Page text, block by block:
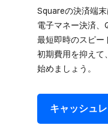
Squareの​決済端末
電子マネー決済、​
最短即時の​スピー
初期費用を​抑えて
始めましょう。
キャッシュ